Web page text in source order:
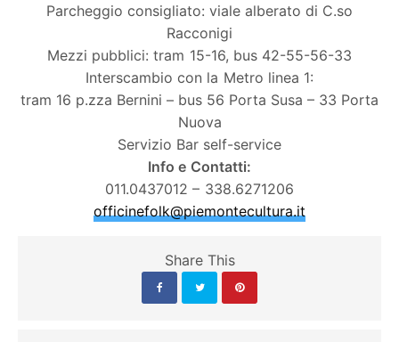
Parcheggio consigliato: viale alberato di C.so
Racconigi
Mezzi pubblici: tram 15-16, bus 42-55-56-33
Interscambio con la Metro linea 1:
tram 16 p.zza Bernini – bus 56 Porta Susa – 33 Porta
Nuova
Servizio Bar self-service
Info e Contatti:
011.0437012 – 338.6271206
officinefolk@piemontecultura.it
Share This